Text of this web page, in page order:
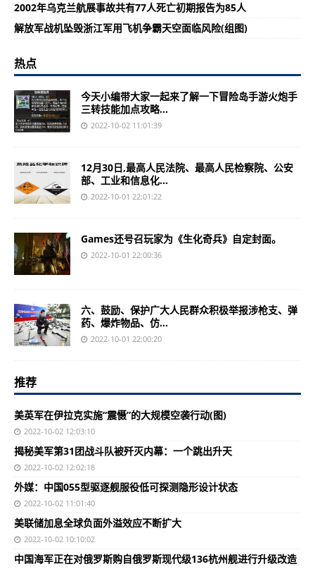
2002年乌克兰航展事故共有77人死亡初期报告为85人
解放军战机坠毁浙江军用飞机争霸天空面临风险(组图)
热点
今天小编带大家一起来了解一下冒险岛手游火炮手
三转技能加点攻略...
2022-10-02 11:01:39
12月30日,最高人民法院、最高人民检察院、公安
部、工业和信息化...
2022-10-01 22:01:22
Games还号召玩家为《生化奇兵》自定封面。
2022-10-01 22:00:36
六、鼓励、保护广大人民群众积极举报涉枪支、弹
药、爆炸物品、仿...
2022-10-01 22:00:20
推荐
美英军在伊拉克实施“震慑”的大规模空袭行动(图)
2022-10-02 12:03:10
揭秘美军第31团战斗队被歼灭内幕：一个跳出升天
2022-10-02 12:02:18
外媒：中国055型驱逐舰服役低可探测隐形设计状态
2022-10-02 11:01:40
美联储加息全球负面外溢效应不断扩大
2022-10-02 10:10:02
中国海军正在对俄罗斯购自俄罗斯现代级136杭州舰进行升级改造